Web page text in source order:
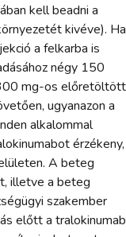
kell beadni a
kivéve). Ha
a felkarba is
négy 150
mg-os előretöltött
ugyanazon a
alkalommal
érzékeny,
A beteg
illetve a beteg
szakember
előtt a tralokinumab